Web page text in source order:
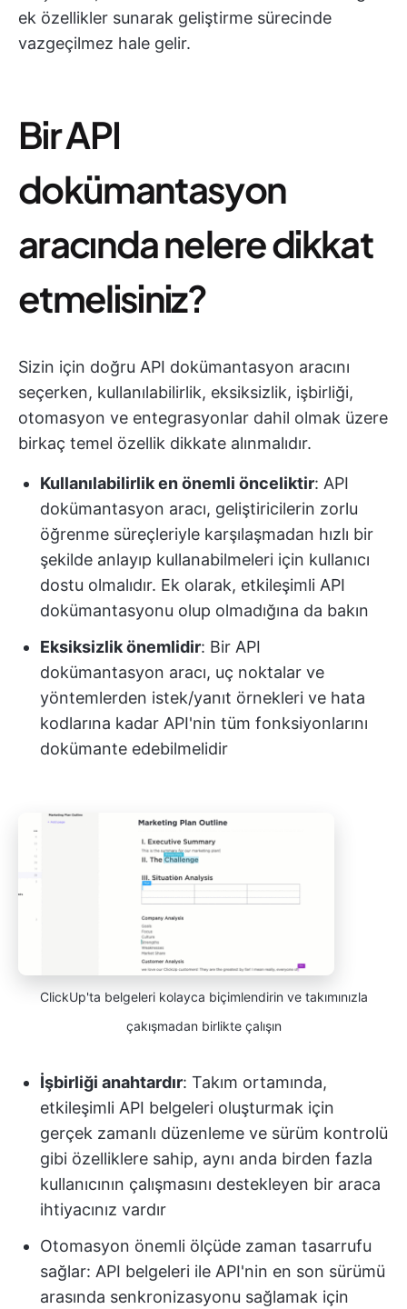
ek özellikler sunarak geliştirme sürecinde
vazgeçilmez hale gelir.
Bir API
dokümantasyon
aracında nelere dikkat
etmelisiniz?
Sizin için doğru API dokümantasyon aracını
seçerken, kullanılabilirlik, eksiksizlik, işbirliği,
otomasyon ve entegrasyonlar dahil olmak üzere
birkaç temel özellik dikkate alınmalıdır.
Kullanılabilirlik en önemli önceliktir: API
dokümantasyon aracı, geliştiricilerin zorlu
öğrenme süreçleriyle karşılaşmadan hızlı bir
şekilde anlayıp kullanabilmeleri için kullanıcı
dostu olmalıdır. Ek olarak, etkileşimli API
dokümantasyonu olup olmadığına da bakın
Eksiksizlik önemlidir: Bir API
dokümantasyon aracı, uç noktalar ve
yöntemlerden istek/yanıt örnekleri ve hata
kodlarına kadar API'nin tüm fonksiyonlarını
dokümante edebilmelidir
ClickUp'ta belgeleri kolayca biçimlendirin ve takımınızla
çakışmadan birlikte çalışın
İşbirliği anahtardır: Takım ortamında,
etkileşimli API belgeleri oluşturmak için
gerçek zamanlı düzenleme ve sürüm kontrolü
gibi özelliklere sahip, aynı anda birden fazla
kullanıcının çalışmasını destekleyen bir araca
ihtiyacınız vardır
Otomasyon önemli ölçüde zaman tasarrufu
sağlar: API belgeleri ile API'nin en son sürümü
arasında senkronizasyonu sağlamak için